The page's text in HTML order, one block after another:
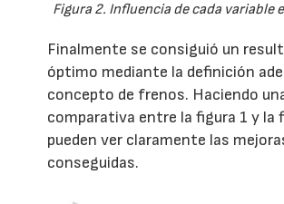
Figura 2. Influencia de cada variable
Finalmente se consiguió un
óptimo mediante la definición
concepto de frenos. Haciendo
comparativa entre la figura 1 y la
pueden ver claramente las
conseguidas.